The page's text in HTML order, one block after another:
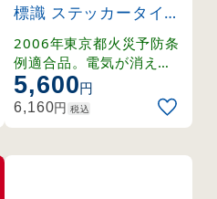
標識 ステッカータイプ
東京都条例適合品 非常
口・階段上 (68047)
2006年東京都火災予防条
例適合品。電気が消えて
も長時間光り、地下鉄駅
舎などの避難誘導をサポ
ートします。
5,600円
6,160円 税込